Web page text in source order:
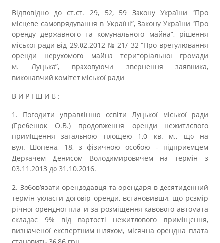
Відповідно до ст.ст. 29, 52, 59 Закону України “Про
місцеве самоврядування в Україні”, Закону України “Про
оренду державного та комунального майна”, рішення
міської ради від 29.02.2012 № 21/ 32 “Про врегулювання
оренди нерухомого майна територіальної громади
м. Луцька”, враховуючи звернення заявника,
виконавчий комітет міської ради
В И Р І Ш И В :
1. Погодити управлінню освіти Луцької міської ради
(Гребенюк О.В.) продовження оренди нежитлового
приміщення загальною площею 1,0 кв. м., що на
вул. Шопена, 18, з фізичною особою - підприємцем
Деркачем Денисом Володимировичем на термін з
03.11.2013 до 31.10.2016.
2. Зобов’язати орендодавця та орендаря в десятиденний
термін укласти договір оренди, встановивши, що розмір
річної орендної плати за розміщення кавового автомата
складає 9% від вартості нежитлового приміщення,
визначеної експертним шляхом, місячна орендна плата